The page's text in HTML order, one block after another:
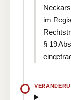
im
§ 19